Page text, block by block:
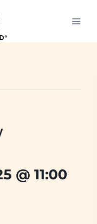
@ 11:00